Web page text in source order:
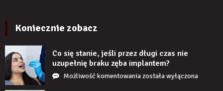
zamontowaniu?
Koniecznie zobacz
Co się stanie, jeśli przez długi czas nie
uzupełnię braku zęba implantem?
Możliwość komentowaniaCo
została wyłączona